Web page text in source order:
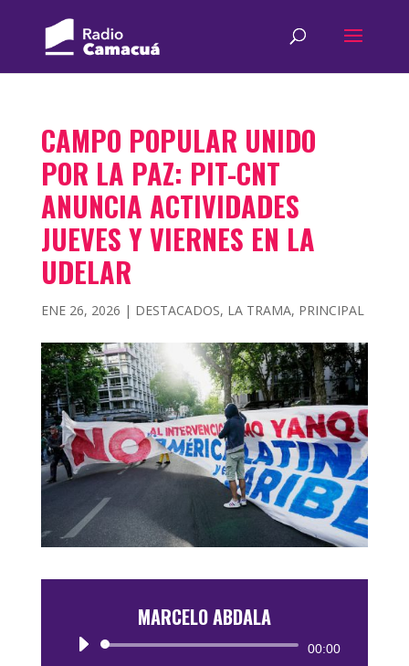
CAMPO POPULAR UNIDO
POR LA PAZ: PIT-CNT
ANUNCIA ACTIVIDADES
JUEVES Y VIERNES EN LA
UDELAR
ENE 26, 2026 | DESTACADOS, LA TRAMA, PRINCIPAL
MARCELO ABDALA
Reproductor
00:00